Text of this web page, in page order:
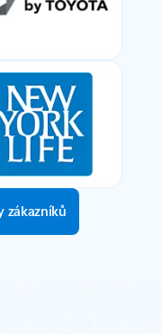
zákazníků